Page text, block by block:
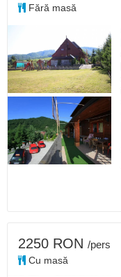
Fără masă
2250 RON /pers
Cu masă